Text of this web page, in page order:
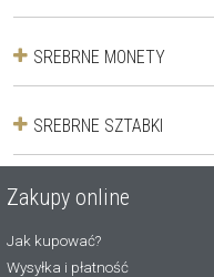
SREBRNE MONETY
SREBRNE SZTABKI
Zakupy online
Jak kupować?
Wysyłka i płatność